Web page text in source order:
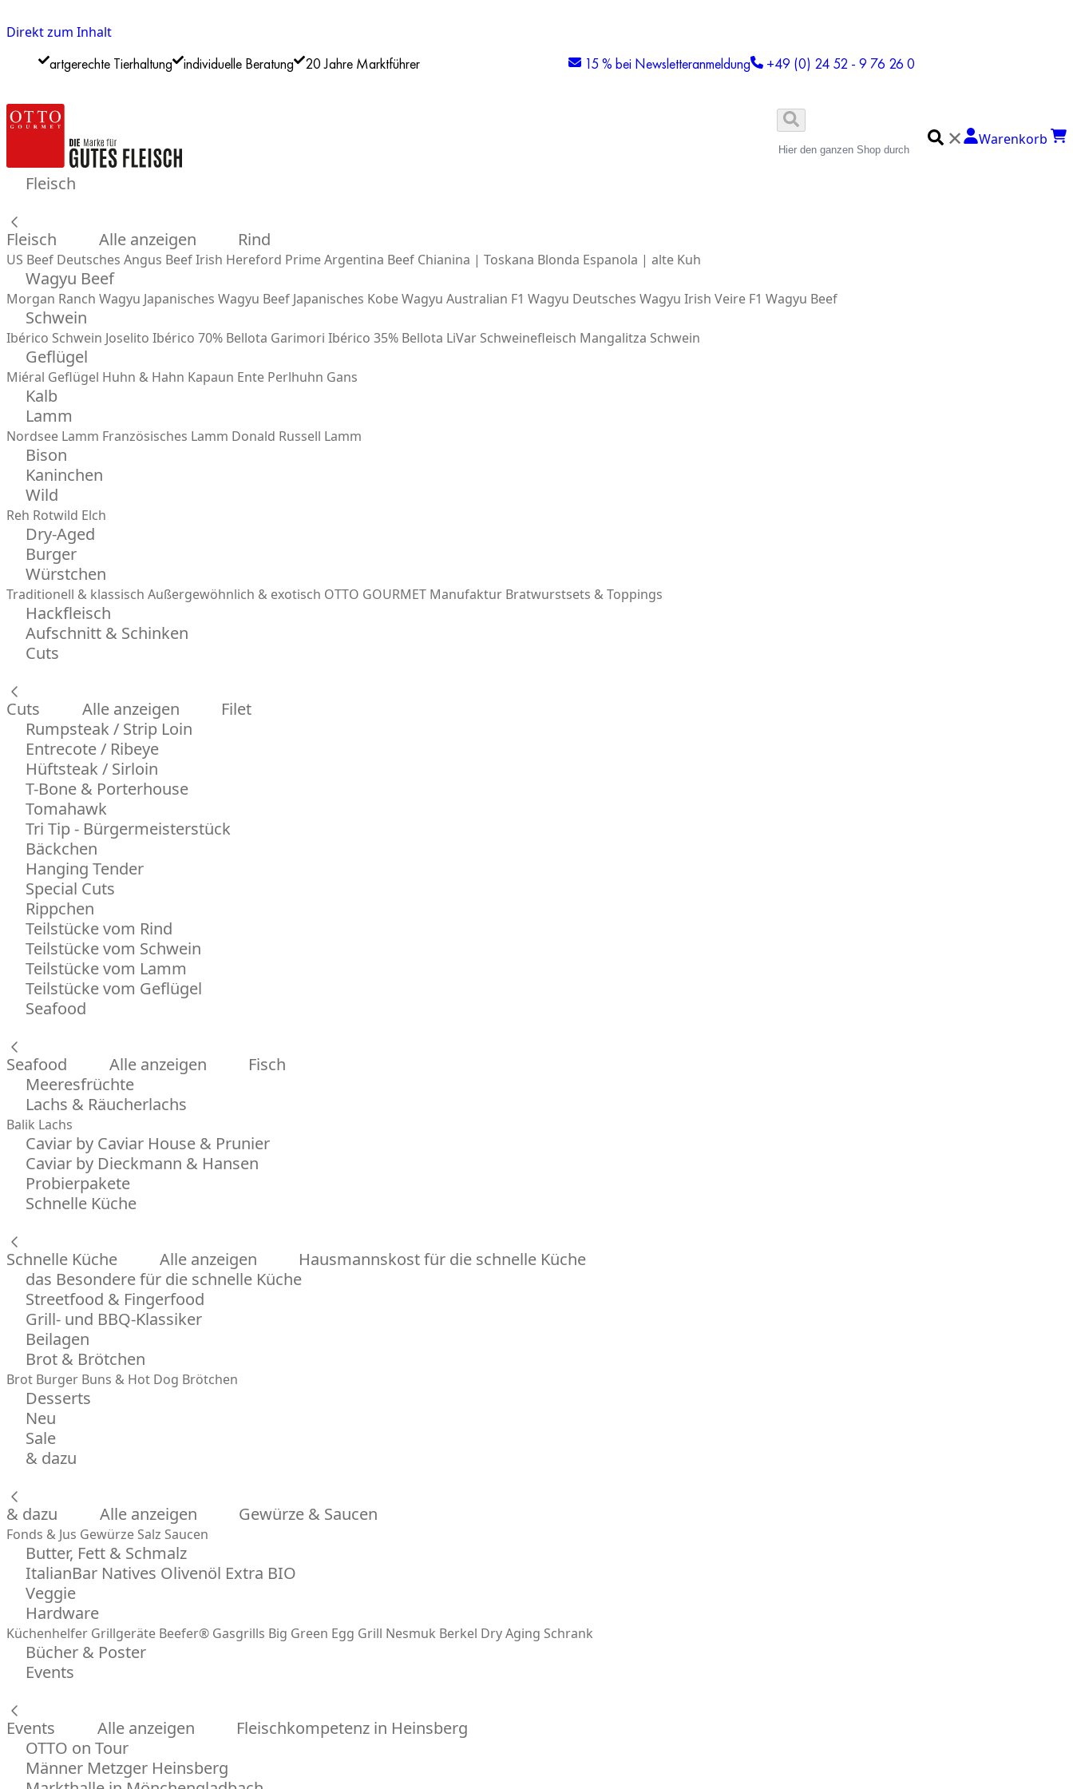
Direkt zum Inhalt
artgerechte Tierhaltung individuelle Beratung 20 Jahre Marktführer 15 % bei Newsletteranmeldung +49 (0) 24 52 - 9 76 26 0
✕ Warenkorb
Fleisch
Fleisch Alle anzeigen Rind
US Beef Deutsches Angus BeefIrish Hereford PrimeArgentina Beef Chianina | Toskana Blonda Espanola | alte Kuh
Wagyu Beef
Morgan Ranch Wagyu Japanisches Wagyu Beef Japanisches Kobe Wagyu Australian F1 Wagyu Deutsches Wagyu Irish Veire F1 Wagyu Beef
Schwein
Ibérico Schwein Joselito Ibérico 70% Bellota Garimori Ibérico 35% Bellota LiVar Schweinefleisch Mangalitza Schwein
Geflügel
Miéral Geflügel Huhn & Hahn Kapaun Ente Perlhuhn Gans
Kalb
Lamm
Nordsee Lamm Französisches Lamm Donald Russell Lamm
Bison
Kaninchen
Wild
Reh Rotwild Elch
Dry-Aged
Burger
Würstchen
Traditionell & klassisch Außergewöhnlich & exotisch OTTO GOURMET Manufaktur Bratwurstsets & Toppings
Hackfleisch
Aufschnitt & Schinken
Cuts
Cuts Alle anzeigen
Filet
Rumpsteak / Strip Loin
Entrecote / Ribeye
Hüftsteak / Sirloin
T-Bone & Porterhouse
Tomahawk
Tri Tip - Bürgermeisterstück
Bäckchen
Hanging Tender
Special Cuts
Rippchen
Teilstücke vom Rind
Teilstücke vom Schwein
Teilstücke vom Lamm
Teilstücke vom Geflügel
Seafood
Seafood Alle anzeigen
Fisch
Meeresfrüchte
Lachs & Räucherlachs
Balik Lachs
Caviar by Caviar House & Prunier
Caviar by Dieckmann & Hansen
Probierpakete
Schnelle Küche
Schnelle Küche Alle anzeigen
Hausmannskost für die schnelle Küche
das Besondere für die schnelle Küche
Streetfood & Fingerfood
Grill- und BBQ-Klassiker
Beilagen
Brot & Brötchen
Brot Burger Buns & Hot Dog Brötchen
Desserts
Neu
Sale
& dazu
& dazu Alle anzeigen Gewürze & Saucen
Fonds & Jus Gewürze Salz Saucen
Butter, Fett & Schmalz
ItalianBar Natives Olivenöl Extra BIO
Veggie
Hardware
Küchenhelfer Grillgeräte Beefer® Gasgrills Big Green Egg Grill Nesmuk Berkel Dry Aging Schrank
Bücher & Poster
Events
Events Alle anzeigen
Fleischkompetenz in Heinsberg
OTTO on Tour
Männer Metzger Heinsberg